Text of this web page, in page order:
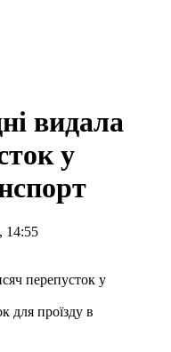
видала
у
14:55
для проїзду в